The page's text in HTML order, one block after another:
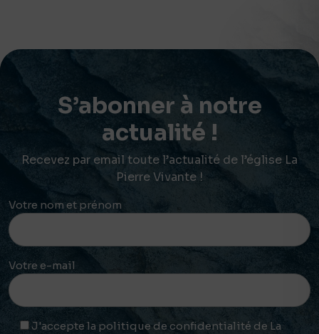
S’abonner à notre
actualité !
Recevez par email toute l’actualité de l’église La
Pierre Vivante !
Votre nom et prénom
Votre e-mail
J'accepte la politique de confidentialité de La